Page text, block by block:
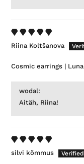
Riina Koltšanova
Cosmic earrings | Luna
wodal:
Aitäh, Riina!
silvi kõmmus